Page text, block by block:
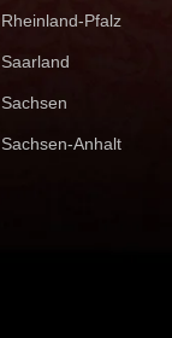
Rheinland-Pfalz
Saarland
Sachsen
Sachsen-Anhalt